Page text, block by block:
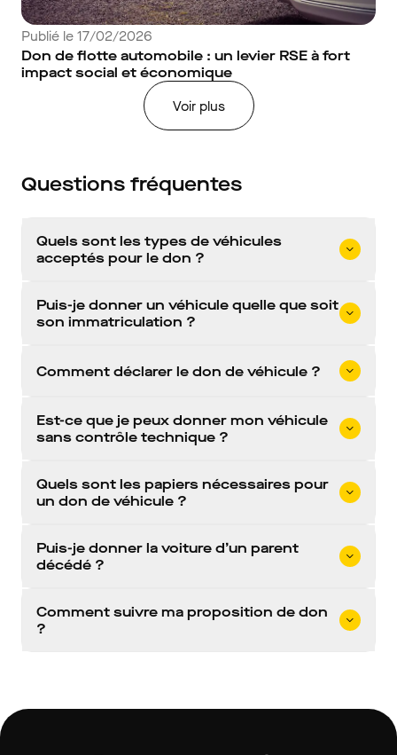
Publié le 17/02/2026
Don de flotte automobile : un levier RSE à fort
impact social et économique
Voir plus
Questions fréquentes
Quels sont les types de véhicules
acceptés pour le don ?
Puis-je donner un véhicule quelle que soit
son immatriculation ?
Comment déclarer le don de véhicule ?
Est-ce que je peux donner mon véhicule
sans contrôle technique ?
Quels sont les papiers nécessaires pour
un don de véhicule ?
Puis-je donner la voiture d’un parent
décédé ?
Comment suivre ma proposition de don
?